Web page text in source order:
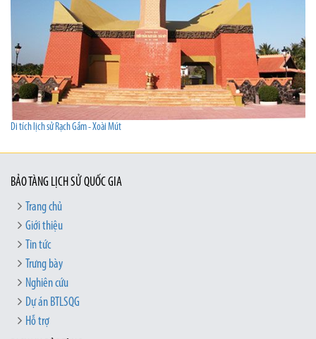
Di tích lịch sử Rạch Gầm - Xoài Mút
BẢO TÀNG LỊCH SỬ QUỐC GIA
Trang chủ
Giới thiệu
Tin tức
Trưng bày
Nghiên cứu
Dự án BTLSQG
Hỗ trợ